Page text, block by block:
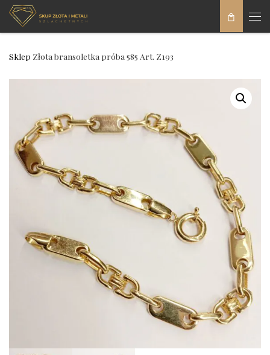
Skip to content
Sklep Złota bransoletka próba 585 Art. Z193